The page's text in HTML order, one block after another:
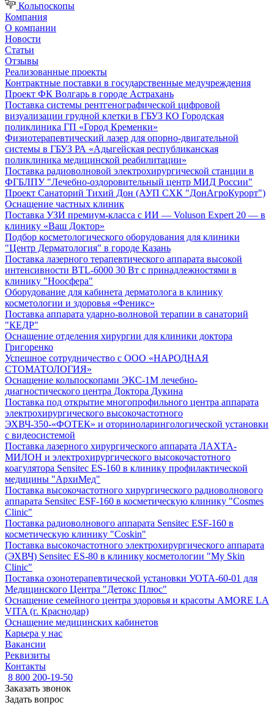
Кольпоскопы
Компания
О компании
Новости
Статьи
Отзывы
Реализованные проекты
Контрактные поставки в государственные медучреждения
Проект ФК Волгарь в городе Астрахань
Поставка системы рентгенографической цифровой
визуализации грудной клетки в ГБУЗ КО Городская
поликлиника ГП «Город Кременки»
Физиотерапевтический лазер для опорно-двигательной
системы в ГБУЗ РА «Адыгейская республиканская
поликлиника медицинской реабилитации»
Поставка радиоволновой электрохирургической станции в
ФГБЛПУ "Лечебно-оздоровительный центр МИД России"
Проект Санаторий Тихий Дон (АУП СХК "ДонАгроКурорт")
Оснащение частных клиник
Поставка УЗИ премиум-класса с ИИ — Voluson Expert 20 — в
клинику «Ваш Доктор»
Подбор косметологического оборудования для клиники
"Центр Дерматология" в городе Казань
Поставка лазерного терапевтического аппарата высокой
интенсивности BTL-6000 30 Вт с принадлежностями в
клинику "Ноосфера"
Оборудование для кабинета дерматолога в клинику
косметологии и здоровья «Феникс»
Поставка аппарата ударно-волновой терапии в санаторий
"КЕДР"
Оснащение отделения хирургии для клиники доктора
Григоренко
Успешное сотрудничество с ООО «НАРОДНАЯ
СТОМАТОЛОГИЯ»
Оснащение кольпоскопами ЭКС-1М лечебно-
диагностического центра Доктора Дукина
Поставка под открытие многопрофильного центра аппарата
электрохирургического высокочастотного
ЭХВЧ-350-«ФОТЕК» и оториноларингологической установки
с видеосистемой
Поставка лазерного хирургического аппарата ЛАХТА-
МИЛОН и электрохирургического высокочастотного
коагулятора Sensitec ES-160 в клинику профилактической
медицины "АрхиМед"
Поставка высокочастотного хирургического радиоволнового
аппарата Sensitec ESF-160 в косметическую клинику "Cosmes
Clinic"
Поставка радиоволнового аппарата Sensitec ESF-160 в
косметическую клинику "Coskin"
Поставка высокочастотного электрохирургического аппарата
(ЭХВЧ) Sensitec ES-80 в клинику косметологии "My Skin
Clinic"
Поставка озонотерапевтической установки УОТА-60-01 для
Медицинского Центра "Детокс Плюс"
Оснащение семейного центра здоровья и красоты AMORE LA
VITA (г. Краснодар)
Оснащение медицинских кабинетов
Карьера у нас
Вакансии
Реквизиты
Контакты
8 800 200-19-50
Заказать звонок
Задать вопрос